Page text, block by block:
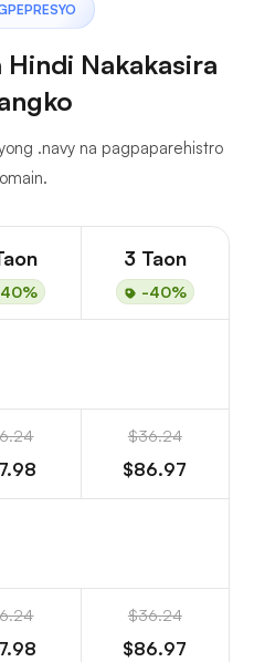
Nakakasira
.navy na pagpaparehistro
3 Taon
-40%
$36.24
$86.97
$36.24
$86.97